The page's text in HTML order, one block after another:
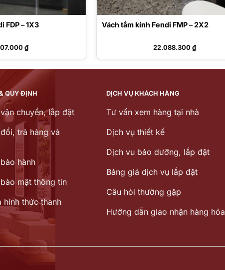
FDP – 1X3
₫
Vách tắm kính Fendi FMP – 2X2
22.088.300₫
QUY ĐỊNH
chuyển, lắp đặt
trả hàng và
hành
mật thông tin
hình thức thanh
DỊCH VỤ KHÁCH HÀNG
Tư vấn xem hàng tại nhà
Dịch vụ thiết kế
Dịch vu bảo dưỡng, lắp đặt
Bảng giá dịch vụ lắp đặt
Câu hỏi thường gặp
Hướng dẫn giao nhận hàng hóa